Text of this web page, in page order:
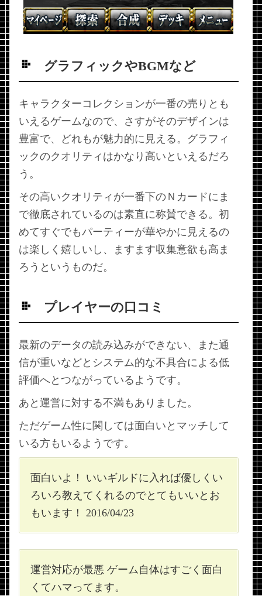
グラフィックやBGMなど
キャラクターコレクションが一番の売りとも
いえるゲームなので、さすがそのデザインは
豊富で、どれもが魅力的に見える。グラフィ
ックのクオリティはかなり高いといえるだろ
う。
その高いクオリティが一番下のＮカードにま
で徹底されているのは素直に称賛できる。初
めてすぐでもパーティーが華やかに見えるの
は楽しく嬉しいし、ますます収集意欲も高ま
ろうというものだ。
プレイヤーの口コミ
最新のデータの読み込みができない、また通
信が重いなどとシステム的な不具合による低
評価へとつながっているようです。
あと運営に対する不満もありました。
ただゲーム性に関しては面白いとマッチして
いる方もいるようです。
面白いよ！ いいギルドに入れば優しくい
ろいろ教えてくれるのでとてもいいとお
もいます！ 2016/04/23
運営対応が最悪 ゲーム自体はすごく面白
くてハマってます。